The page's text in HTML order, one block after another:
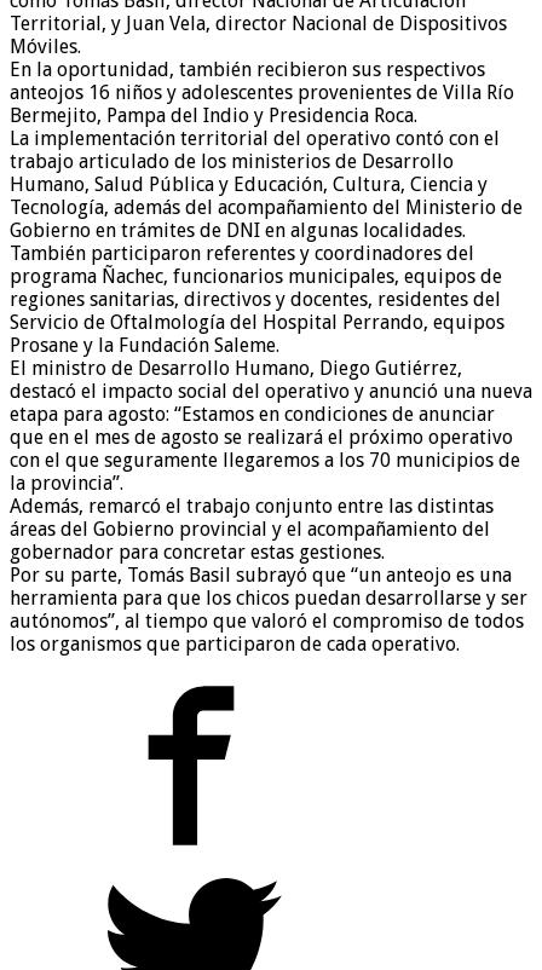
Territorial, y Juan Vela, director Nacional de Dispositivos
Móviles.
En la oportunidad, también recibieron sus respectivos
anteojos 16 niños y adolescentes provenientes de Villa Río
Bermejito, Pampa del Indio y Presidencia Roca.
La implementación territorial del operativo contó con el
trabajo articulado de los ministerios de Desarrollo
Humano, Salud Pública y Educación, Cultura, Ciencia y
Tecnología, además del acompañamiento del Ministerio de
Gobierno en trámites de DNI en algunas localidades.
También participaron referentes y coordinadores del
programa Ñachec, funcionarios municipales, equipos de
regiones sanitarias, directivos y docentes, residentes del
Servicio de Oftalmología del Hospital Perrando, equipos
Prosane y la Fundación Saleme.
El ministro de Desarrollo Humano, Diego Gutiérrez,
destacó el impacto social del operativo y anunció una nueva
etapa para agosto: “Estamos en condiciones de anunciar
que en el mes de agosto se realizará el próximo operativo
con el que seguramente llegaremos a los 70 municipios de
la provincia”.
Además, remarcó el trabajo conjunto entre las distintas
áreas del Gobierno provincial y el acompañamiento del
gobernador para concretar estas gestiones.
Por su parte, Tomás Basil subrayó que “un anteojo es una
herramienta para que los chicos puedan desarrollarse y ser
autónomos”, al tiempo que valoró el compromiso de todos
los organismos que participaron de cada operativo.